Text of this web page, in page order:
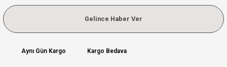
Gelince Haber Ver
Aynı Gün Kargo Kargo Bedava